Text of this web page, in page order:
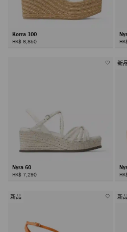
Korra 100
HK$ 6,850
Nyra 60
HK$ 7,290
新
新品 新